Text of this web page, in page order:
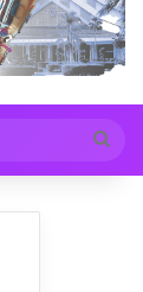
for